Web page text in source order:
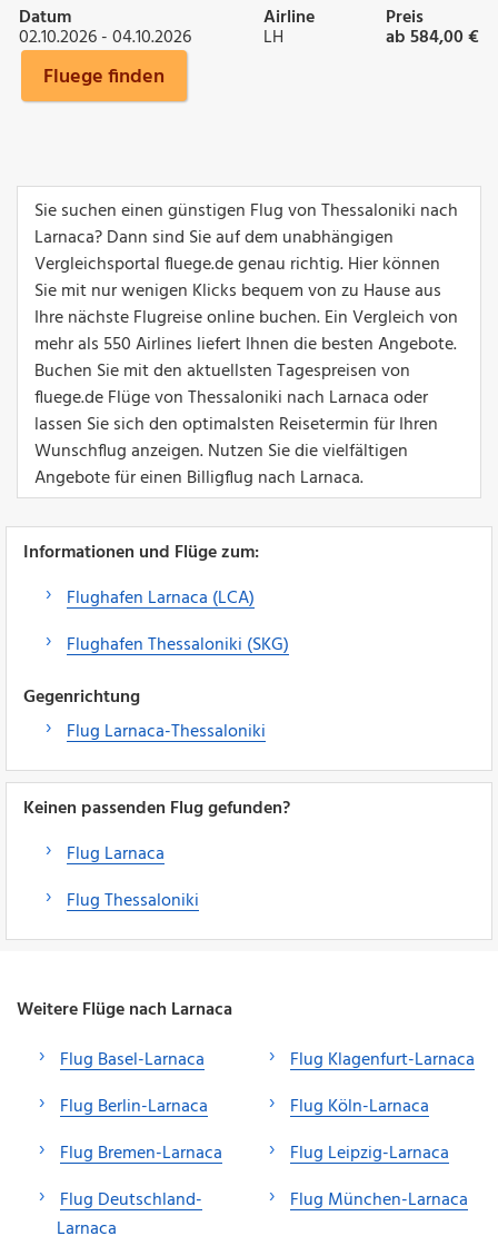
Datum
02.10.2026 - 04.10.2026
Airline
LH
Preis
ab 584,00 €
Fluege finden
Sie suchen einen günstigen Flug von Thessaloniki nach
Larnaca? Dann sind Sie auf dem unabhängigen
Vergleichsportal fluege.de genau richtig. Hier können
Sie mit nur wenigen Klicks bequem von zu Hause aus
Ihre nächste Flugreise online buchen. Ein Vergleich von
mehr als 550 Airlines liefert Ihnen die besten Angebote.
Buchen Sie mit den aktuellsten Tagespreisen von
fluege.de Flüge von Thessaloniki nach Larnaca oder
lassen Sie sich den optimalsten Reisetermin für Ihren
Wunschflug anzeigen. Nutzen Sie die vielfältigen
Angebote für einen Billigflug nach Larnaca.
Informationen und Flüge zum:
Flughafen Larnaca (LCA)
Flughafen Thessaloniki (SKG)
Gegenrichtung
Flug Larnaca-Thessaloniki
Keinen passenden Flug gefunden?
Flug Larnaca
Flug Thessaloniki
Weitere Flüge nach Larnaca
Flug Basel-Larnaca
Flug Berlin-Larnaca
Flug Bremen-Larnaca
Flug Deutschland-
Larnaca
Flug Klagenfurt-Larnaca
Flug Köln-Larnaca
Flug Leipzig-Larnaca
Flug München-Larnaca